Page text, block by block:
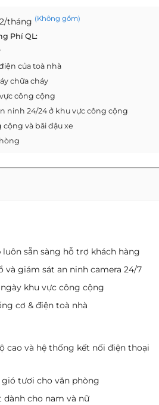
tháng (Không gồm)
Phí QL:
của toà nhà
chữa cháy
công cộng
ninh 24/24 ở khu vực công cộng
và bãi đậu xe
sẵn sàng hỗ trợ khách hàng
và giám sát an ninh camera 24/7
khu vực công cộng
cơ & điện toà nhà
cao và hệ thống kết nối điện thoại
tươi cho văn phòng
dành cho nam và nữ